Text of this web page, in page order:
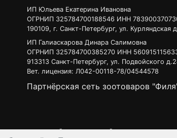
ИП Юльева Екатерина Ивановна
ОГРНИП 325784700188546 ИНН
190109, г. Санкт-Петербург, ул. Курляндская
ИП Галиаскарова Динара Салимовна
ОГРНИП 325784700385270 ИНН
913313 Санкт-Петербург, ул. Подвойского
Вет. лицензия: Л042-00118-78/04544578
Партнёрская сеть зоотоваров
узнать на нашейинтерактивной карте.